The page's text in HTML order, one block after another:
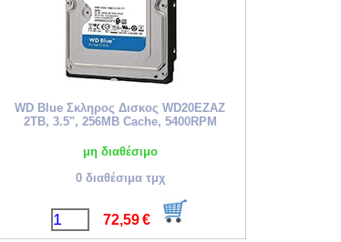
WD Blue Σκληρος Δισκος WD20EZAZ
2TB, 3.5", 256MB Cache, 5400RPM
μη διαθέσιμο
0 διαθέσιμα τμχ
72,59€